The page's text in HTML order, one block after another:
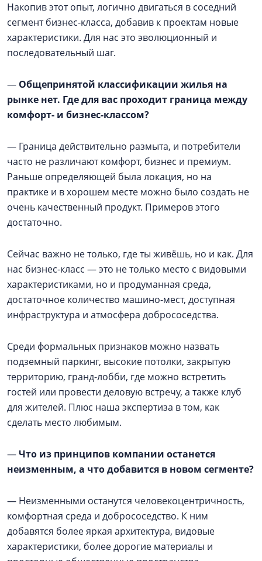
Накопив этот опыт, логично двигаться в соседний
сегмент бизнес-класса, добавив к проектам новые
характеристики. Для нас это эволюционный и
последовательный шаг.
— Общепринятой классификации жилья на
рынке нет. Где для вас проходит граница между
комфорт- и бизнес-классом?
— Граница действительно размыта, и потребители
часто не различают комфорт, бизнес и премиум.
Раньше определяющей была локация, но на
практике и в хорошем месте можно было создать не
очень качественный продукт. Примеров этого
достаточно.
Сейчас важно не только, где ты живёшь, но и как. Для
нас бизнес-класс — это не только место с видовыми
характеристиками, но и продуманная среда,
достаточное количество машино-мест, доступная
инфраструктура и атмосфера добрососедства.
Среди формальных признаков можно назвать
подземный паркинг, высокие потолки, закрытую
территорию, гранд-лобби, где можно встретить
гостей или провести деловую встречу, а также клуб
для жителей. Плюс наша экспертиза в том, как
сделать место любимым.
—Что из принципов компании останется
неизменным, а что добавится в новом сегменте?
— Неизменными останутся человекоцентричность,
комфортная среда и добрососедство. К ним
добавятся более яркая архитектура, видовые
характеристики, более дорогие материалы и